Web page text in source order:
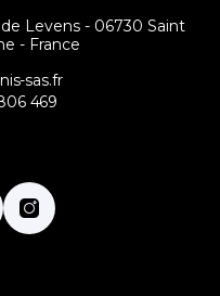
de Levens - 06730 Saint
- France
sas.fr
469